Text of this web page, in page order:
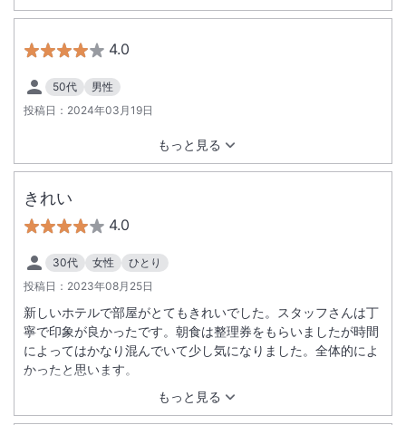
4.0
50代
男性
投稿日： 2024年03月19日
もっと見る
きれい
4.0
30代 女性
ひとり
投稿日： 2023年08月25日
もっと見る
新しいホテルで部屋がとてもきれいでした。スタッフさんは丁
寧で印象が良かったです。朝食は整理券をもらいましたが時間
によってはかなり混んでいて少し気になりました。全体的によ
かったと思います。